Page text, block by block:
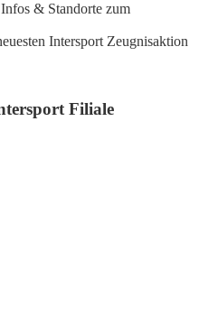
& Standorte zum
Intersport Zeugnisaktion
Filiale